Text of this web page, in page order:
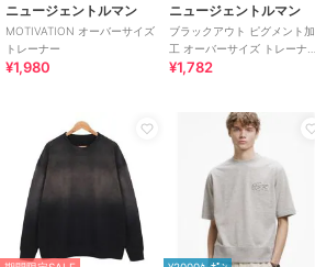
ニュージェントルマン
MOTIVATION オーバーサイズ
トレーナー
¥1,980
ニュージェントルマン
ブラックアウト ピグメント加
工 オーバーサイズ トレーナー
【セットアップ対応可】
¥1,782